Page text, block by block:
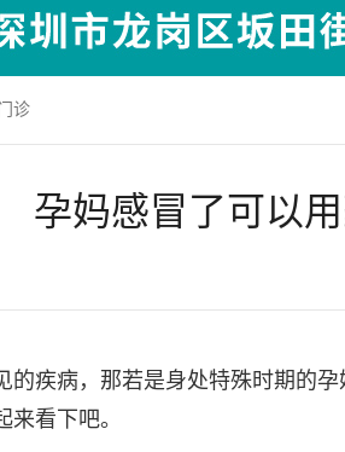
诊
孕妈感冒了可以
的疾病，那若是身处特殊时期的
看下吧。